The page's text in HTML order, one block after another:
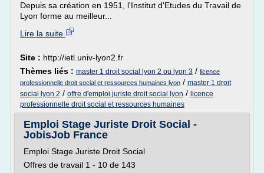
Depuis sa création en 1951, l'Institut d'Etudes du Travail de
Lyon forme au meilleur...
Lire la suite
Site : http://ietl.univ-lyon2.fr
Thèmes liés : master 1 droit social lyon 2 ou lyon 3 / licence
professionnelle droit social et ressources humaines lyon / master 1 droit
social lyon 2 / offre d'emploi juriste droit social lyon / licence
professionnelle droit social et ressources humaines
Emploi Stage Juriste Droit Social -
JobisJob France
Emploi Stage Juriste Droit Social
Offres de travail 1 - 10 de 143